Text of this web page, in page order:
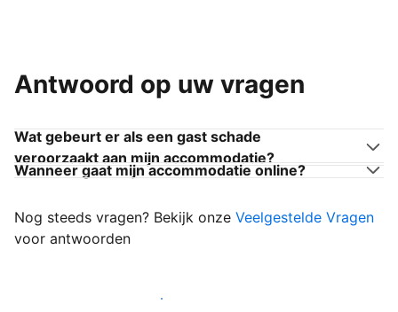
Antwoord op uw vragen
Wat gebeurt er als een gast schade
veroorzaakt aan mijn accommodatie?
Wanneer gaat mijn accommodatie online?
Nog steeds vragen? Bekijk onze Veelgestelde Vragen
voor antwoorden
Begin met het verwelkomen van gasten